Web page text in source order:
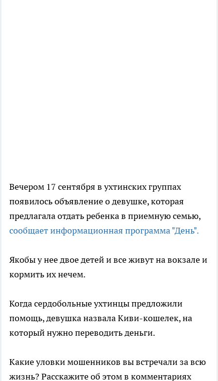
Вечером 17 сентября в ухтинских группах
появилось объявление о девушке, которая
предлагала отдать ребенка в приемную семью,
сообщает информационная программа "День".
Якобы у нее двое детей и все живут на вокзале и
кормить их нечем.
Когда сердобольные ухтинцы предложили
помощь, девушка назвала Киви-кошелек, на
который нужно переводить деньги.
Какие уловки мошенников вы встречали за всю
жизнь? Расскажите об этом в комментариях